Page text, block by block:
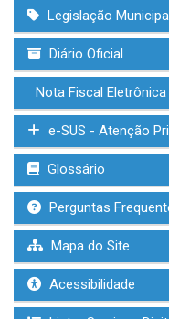
Legislação
Diário Oficial
Nota Fiscal Eletrônica
e-SUS - Atenção
Glossário
Perguntas
Mapa do Site
Acessibilidade